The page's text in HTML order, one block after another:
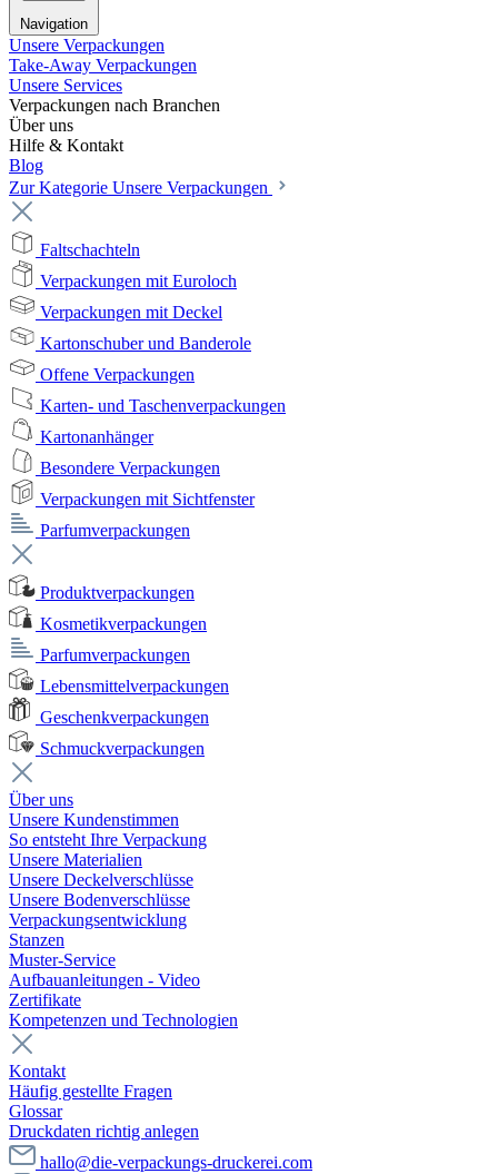
Navigation
Unsere Verpackungen
Take-Away Verpackungen
Unsere Services
Verpackungen nach Branchen
Über uns
Hilfe & Kontakt
Blog
Zur Kategorie Unsere Verpackungen
Faltschachteln
Verpackungen mit Euroloch
Verpackungen mit Deckel
Kartonschuber und Banderole
Offene Verpackungen
Karten- und Taschenverpackungen
Kartonanhänger
Besondere Verpackungen
Verpackungen mit Sichtfenster
Parfumverpackungen
Produktverpackungen
Kosmetikverpackungen
Parfumverpackungen
Lebensmittelverpackungen
Geschenkverpackungen
Schmuckverpackungen
Über uns
Unsere Kundenstimmen
So entsteht Ihre Verpackung
Unsere Materialien
Unsere Deckelverschlüsse
Unsere Bodenverschlüsse
Verpackungsentwicklung
Stanzen
Muster-Service
Aufbauanleitungen - Video
Zertifikate
Kompetenzen und Technologien
Kontakt
Häufig gestellte Fragen
Glossar
Druckdaten richtig anlegen
hallo@die-verpackungs-druckerei.com